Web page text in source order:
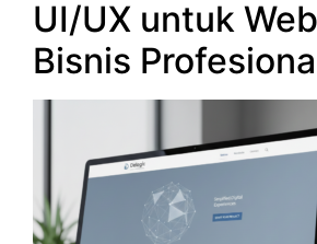
UI/UX untuk
Bisnis